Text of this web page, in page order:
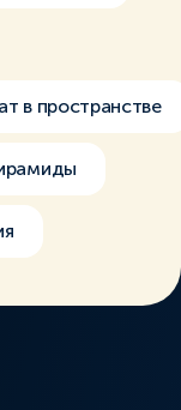
в пространстве